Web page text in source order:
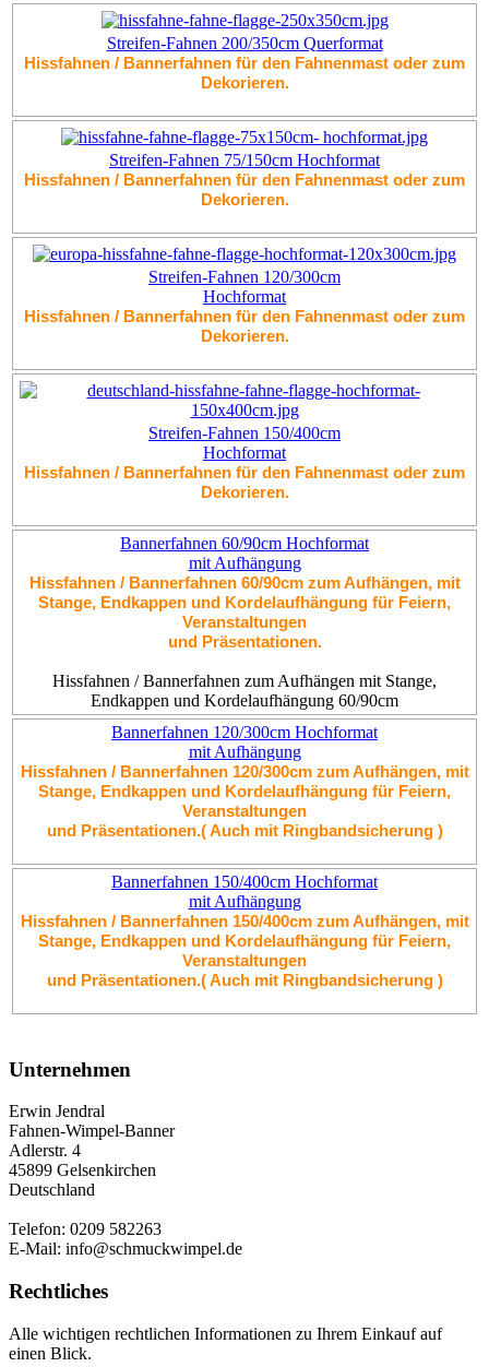
Streifen-Fahnen 200/350cm Querformat
Hissfahnen / Bannerfahnen für den Fahnenmast oder zum
Dekorieren.
Streifen-Fahnen 75/150cm Hochformat
Hissfahnen / Bannerfahnen für den Fahnenmast oder zum
Dekorieren.
Streifen-Fahnen 120/300cm
Hochformat
Hissfahnen / Bannerfahnen für den Fahnenmast oder zum
Dekorieren.
Streifen-Fahnen 150/400cm
Hochformat
Hissfahnen / Bannerfahnen für den Fahnenmast oder zum
Dekorieren.
Bannerfahnen 60/90cm Hochformat
mit Aufhängung
Hissfahnen / Bannerfahnen 60/90cm zum Aufhängen, mit
Stange, Endkappen und Kordelaufhängung für Feiern,
Veranstaltungen
und Präsentationen.
Hissfahnen / Bannerfahnen zum Aufhängen mit Stange,
Endkappen und Kordelaufhängung 60/90cm
Bannerfahnen 120/300cm Hochformat
mit Aufhängung
Hissfahnen / Bannerfahnen 120/300cm zum Aufhängen, mit
Stange, Endkappen und Kordelaufhängung für Feiern,
Veranstaltungen
und Präsentationen.( Auch mit Ringbandsicherung )
Bannerfahnen 150/400cm Hochformat
mit Aufhängung
Hissfahnen / Bannerfahnen 150/400cm zum Aufhängen, mit
Stange, Endkappen und Kordelaufhängung für Feiern,
Veranstaltungen
und Präsentationen.( Auch mit Ringbandsicherung )
Unternehmen
Erwin Jendral
Fahnen-Wimpel-Banner
Adlerstr. 4
45899 Gelsenkirchen
Deutschland
Telefon: 0209 582263
E-Mail: info@schmuckwimpel.de
Rechtliches
Alle wichtigen rechtlichen Informationen zu Ihrem Einkauf auf
einen Blick.